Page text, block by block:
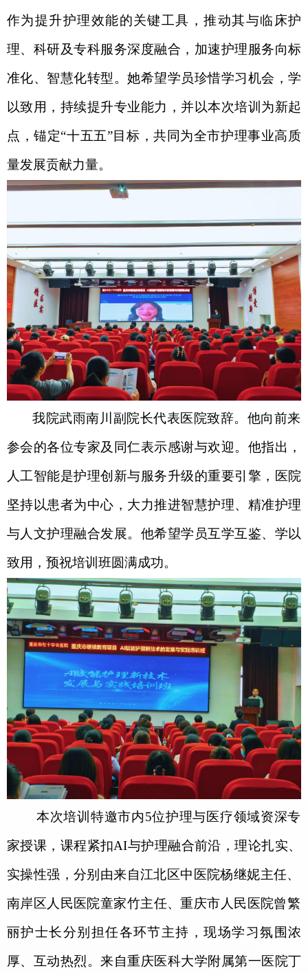
作为提升护理效能的关键工具，推动其与临床护
理、科研及专科服务深度融合，加速护理服务向标
准化、智慧化转型。她希望学员珍惜学习机会，学
以致用，持续提升专业能力，并以本次培训为新起
点，锚定“十五五”目标，共同为全市护理事业高质
量发展贡献力量。
我院武雨南川副院长代表医院致辞。他向前来
参会的各位专家及同仁表示感谢与欢迎。他指出，
人工智能是护理创新与服务升级的重要引擎，医院
坚持以患者为中心，大力推进智慧护理、精准护理
与人文护理融合发展。他希望学员互学互鉴、学以
致用，预祝培训班圆满成功。
本次培训特邀市内5位护理与医疗领域资深专
家授课，课程紧扣AI与护理融合前沿，理论扎实、
实操性强， 分别 由来自江北区中医院杨继妮主任、
南岸区人民医院童家竹主任、重庆市人民医院曾繁
丽护士长分别担任各环节主持，现场学习氛围浓
厚、互动热烈。来自重庆医科大学附属第一医院丁